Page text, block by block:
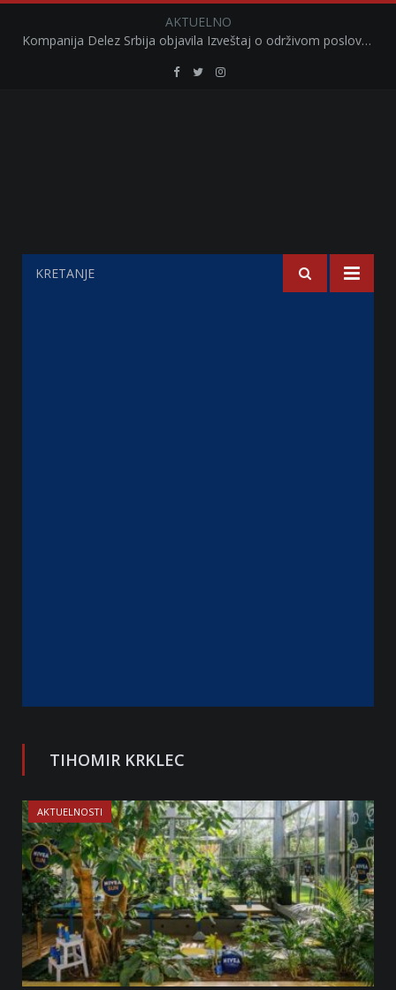
AKTUELNO
Kompanija Delez Srbija objavila Izveštaj o održivom poslovanju za 2025. godinu Briga o zajednici kroz program „Hrana za sve“ i edukaciju učenika
RetailRetailRetail
KRETANJE
TIHOMIR KRKLEC
AKTUELNOSTI